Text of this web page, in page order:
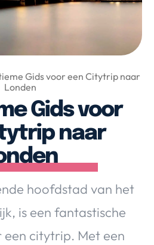
& Tuin
De Top 5
Contact
CHOICE
Beauty Gadgets
Huis & Tuin
Gids voor een Citytrip naar
Londen
Gids voor
naar
hoofdstad van het
is een fantastische
citytrip. Met een